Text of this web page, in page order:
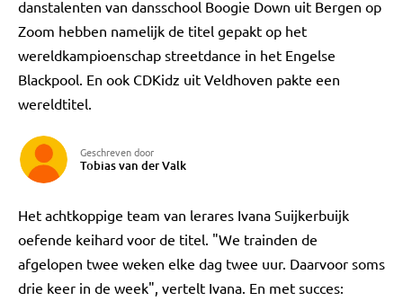
danstalenten van dansschool Boogie Down uit Bergen op
Zoom hebben namelijk de titel gepakt op het
wereldkampioenschap streetdance in het Engelse
Blackpool. En ook CDKidz uit Veldhoven pakte een
wereldtitel.
Geschreven door
Tobias van der Valk
Het achtkoppige team van lerares Ivana Suijkerbuijk
oefende keihard voor de titel. "We trainden de
afgelopen twee weken elke dag twee uur. Daarvoor soms
drie keer in de week", vertelt Ivana. En met succes: